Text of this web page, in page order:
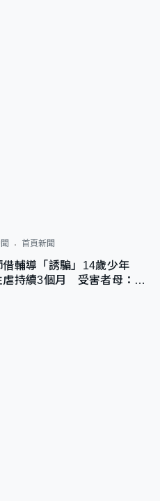
首頁新聞
借輔導「誘騙」14歲少年
持續3個月 受害者母：要